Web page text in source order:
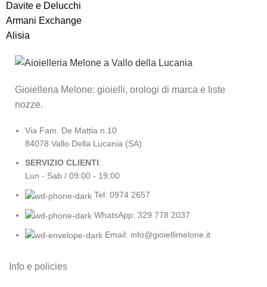
Davite e Delucchi
Armani Exchange
Alisia
Gioielleria Melone: gioielli, orologi di marca e liste
nozze.
Via Fam. De Mattia n.10
84078 Vallo Della Lucania (SA)
SERVIZIO CLIENTI:
Lun - Sab / 09:00 - 19:00
Tel: 0974 2657
WhatsApp: 329 778 2037
Email: info@gioiellimelone.it
Info e policies